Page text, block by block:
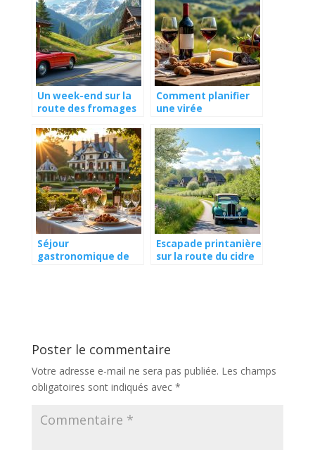
Un week-end sur la
route des fromages
Comment planifier
une virée
Périgord ?
Séjour
gastronomique de
Escapade printanière
sur la route du cidre
Poster le commentaire
Votre adresse e-mail ne sera pas publiée. Les champs
obligatoires sont indiqués avec *